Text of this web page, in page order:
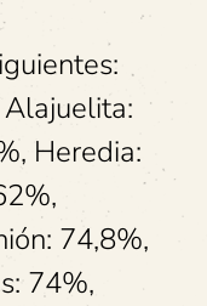
Heredia:
74,8%,
74%,